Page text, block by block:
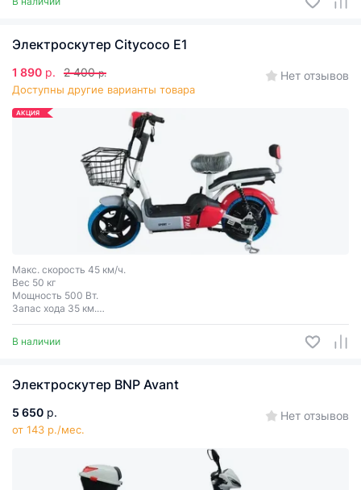
Электроскутер Citycoco Е1
1 890 р. 2 400 р.
Доступны другие варианты товара
Нет отзывов
АКЦИЯ
Макс. скорость 45 км/ч.
Вес 50 кг
Мощность 500 Вт.
Запас хода 35 км.
Грузоподъёмность 110 кг.
В наличии
Электроскутер BNP Avant
5 650 р.
от 143 р./мес.
Нет отзывов